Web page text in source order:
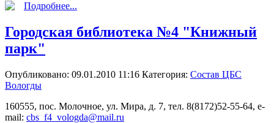
Подробнее...
Городская библиотека №4 "Книжный
парк"
Опубликовано: 09.01.2010 11:16 Категория: Состав ЦБС
Вологды
160555, пос. Молочное, ул. Мира, д. 7, тел. 8(8172)52-55-64, e-
mail: cbs_f4_vologda@mail.ru